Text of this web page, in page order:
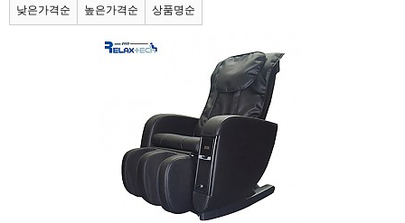
낮은가격순 높은가격순 상품명순